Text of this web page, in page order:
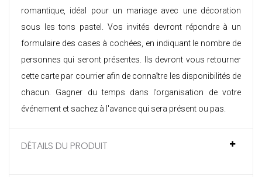
romantique, idéal pour un mariage avec une décoration
sous les tons pastel. Vos invités devront répondre à un
formulaire des cases à cochées, en indiquant le nombre de
personnes qui seront présentes. Ils devront vous retourner
cette carte par courrier afin de connaître les disponibilités de
chacun. Gagner du temps dans l’organisation de votre
événement et sachez à l'avance qui sera présent ou pas.
DÉTAILS DU PRODUIT